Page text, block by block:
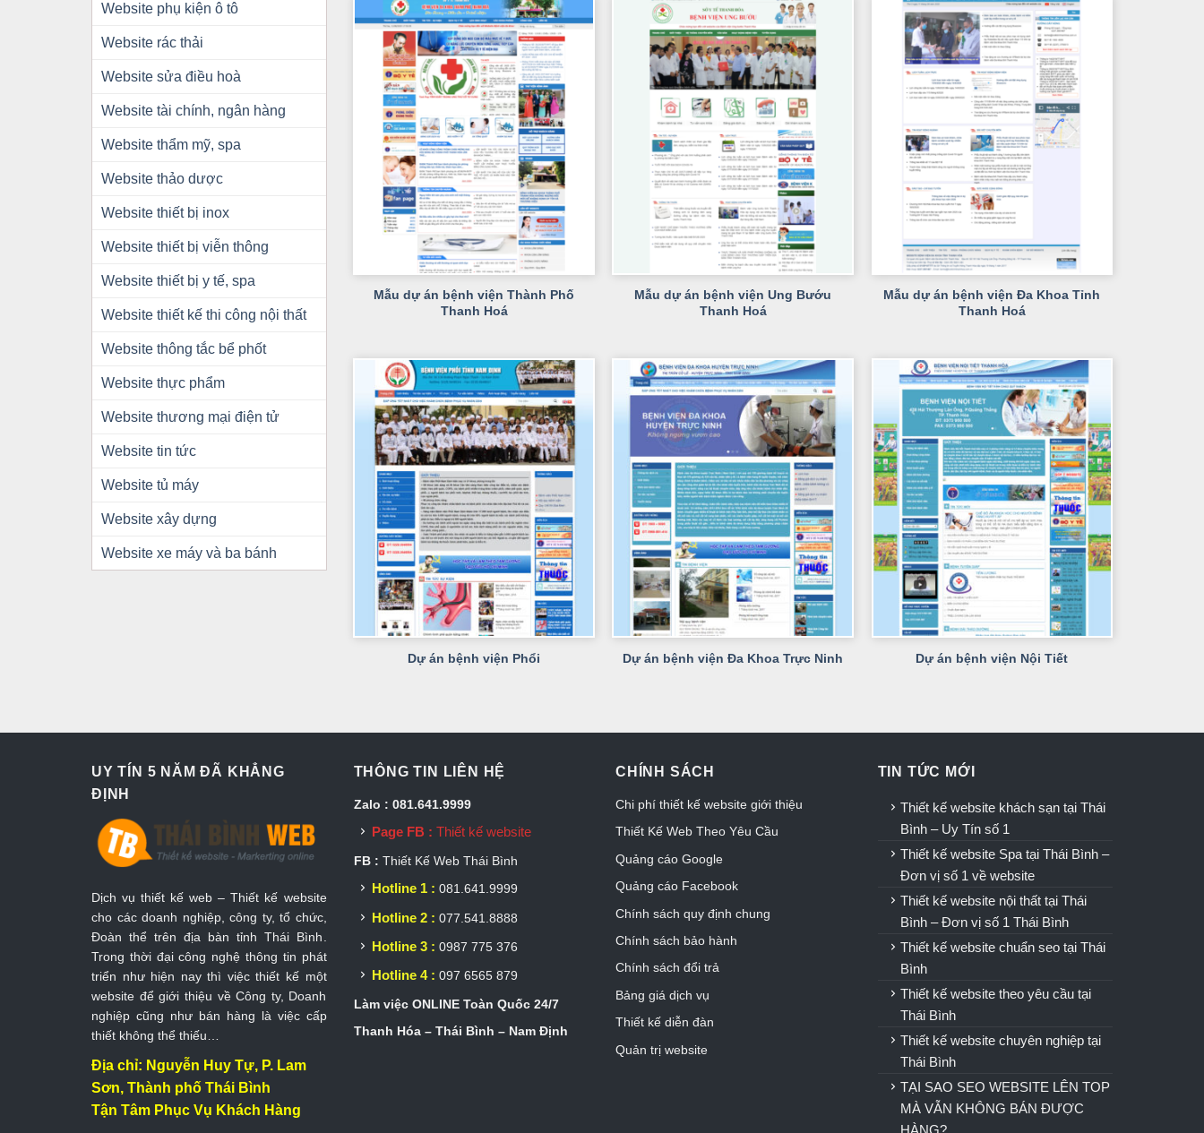
Website phụ kiện ô tô
Website rác thải
Website sửa điều hoà
Website tài chính, ngân hàng
Website thẩm mỹ, spa
Website thảo dược
Website thiết bị inox
Website thiết bị viễn thông
Website thiết bị y tế, spa
Website thiết kế thi công nội thất
Website thông tắc bể phốt
Website thực phẩm
Website thương mại điện tử
Website tin tức
Website tủ máy
Website xây dựng
Website xe máy và ba bánh
Mẫu dự án bệnh viện Thành Phố
Thanh Hoá
Mẫu dự án bệnh viện Ung Bướu
Thanh Hoá
Mẫu dự án bệnh viện Đa Khoa Tỉnh
Thanh Hoá
Dự án bệnh viện Phổi
+
Dự án bệnh viện Đa Khoa Trực Ninh Dự án bệnh viện Nội Tiết
UY TÍN 5 NĂM ĐÃ KHẲNG
ĐỊNH
Dịch vụ thiết kế web – Thiết kế website
cho các doanh nghiệp, công ty, tổ chức,
Đoàn thể trên địa bàn tỉnh Thái Bình.
Trong thời đại công nghệ thông tin phát
triển như hiện nay thì việc thiết kế một
website để giới thiệu về Công ty, Doanh
nghiệp cũng như bán hàng là việc cấp
thiết không thể thiếu…
Địa chỉ: Nguyễn Huy Tự, P. Lam
Sơn, Thành phố Thái Bình
Tận Tâm Phục Vụ Khách Hàng
THÔNG TIN LIÊN HỆ
Zalo : 081.641.9999
Page FB : Thiết kế website
FB : Thiết Kế Web Thái Bình
Hotline 1 : 081.641.9999
Hotline 2 : 077.541.8888
Hotline 3 : 0987 775 376
Hotline 4 : 097 6565 879
Làm việc ONLINE Toàn Quốc 24/7
Thanh Hóa – Thái Bình – Nam Định
CHÍNH SÁCH
Chi phí thiết kế website giới thiệu
Thiết Kế Web Theo Yêu Cầu
Quảng cáo Google
Quảng cáo Facebook
Chính sách quy định chung
Chính sách bảo hành
Chính sách đổi trả
Bảng giá dịch vụ
Thiết kế diễn đàn
Quản trị website
TIN TỨC MỚI
Thiết kế website khách sạn tại Thái
Bình – Uy Tín số 1
Thiết kế website Spa tại Thái Bình –
Đơn vị số 1 về website
Thiết kế website nội thất tại Thái
Bình – Đơn vị số 1 Thái Bình
Thiết kế website chuẩn seo tại Thái
Bình
Thiết kế website theo yêu cầu tại
Thái Bình
Thiết kế website chuyên nghiệp tại
Thái Bình
TẠI SAO SEO WEBSITE LÊN TOP
MÀ VẪN KHÔNG BÁN ĐƯỢC
HÀNG?